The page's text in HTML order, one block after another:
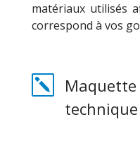
matériaux utilisés
correspond à vos
k
technique